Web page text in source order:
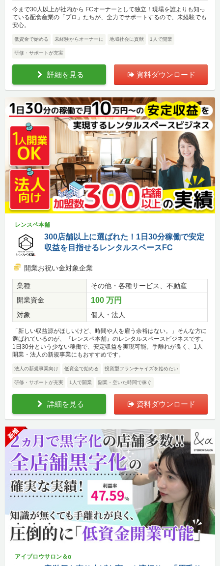
今まで30人以上が社内から FCオーナーとして独立！現場を誰よりも知っ
ている配食産業の「プロ」たちが、全力でサポートするので、未経験でも
安心。
低資金で始める 未経験からオーナーに 地域社会に貢献 1人で開業
研修・サポートが充実
詳細を見る 資料ダウンロード
レンスペ本舗
300店舗以上に選ばれた！1日30分稼働で安定
収益を目指せるレンタルスペースFC
開業お祝い金対象企業
業種
その他・各種サービス、不動産
開業資金
100 万円
対象 個人・法人
「新しい収益源がほしいけど、時間や人を雇う余裕はない。」そんな方に
選ばれているのが、『レンスペ本舗』のレンタルスペースビジネスです。
1日30分という少ない稼働で、安定収益を実現可能。手離れが良く、1人
開業・法人の新規事業にもおすすめです。
法人の新規事業向け 低資金で始める 投資型フランチャイズを始めたい
研修・サポートが充実 1人で開業 副業・空いた時間で稼ぐ
詳細を見る 資料ダウンロード
新着
アイブロウサロン＆α